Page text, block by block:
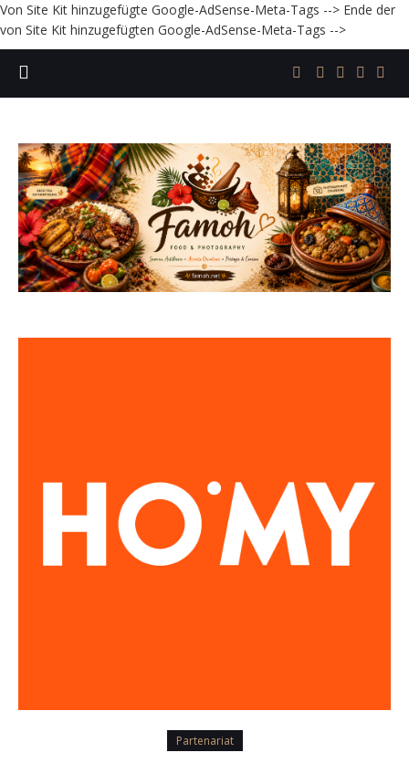
Von Site Kit hinzugefügte Google-AdSense-Meta-Tags --> Ende der
von Site Kit hinzugefügten Google-AdSense-Meta-Tags -->
Partenariat